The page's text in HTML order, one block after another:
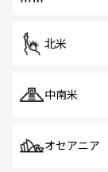
北米
中南米
オセアニア